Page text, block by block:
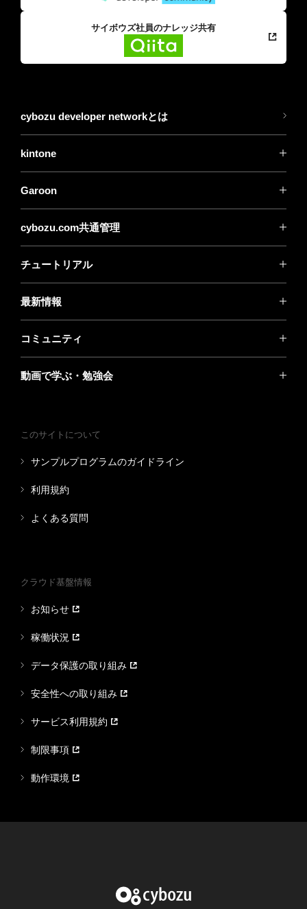
サイボウズ社員のナレッジ共有
cybozu developer networkとは
kintone
Garoon
cybozu.com共通管理
チュートリアル
最新情報
コミュニティ
動画で学ぶ・勉強会
このサイトについて
サンプルプログラムのガイドライン
利用規約
よくある質問
クラウド基盤情報
お知らせ
稼働状況
データ保護の取り組み
安全性への取り組み
サービス利用規約
制限事項
動作環境